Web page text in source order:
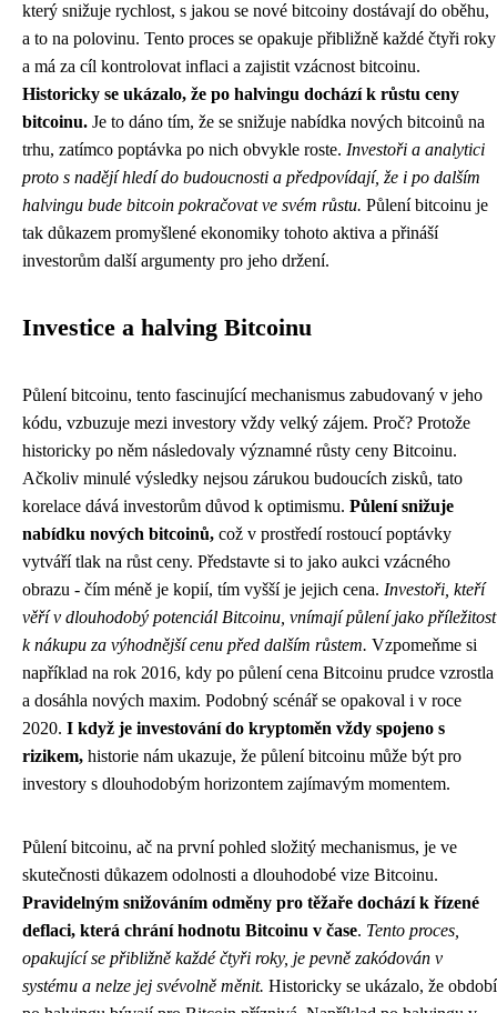
který snižuje rychlost, s jakou se nové bitcoiny dostávají do oběhu,
a to na polovinu. Tento proces se opakuje přibližně každé čtyři roky
a má za cíl kontrolovat inflaci a zajistit vzácnost bitcoinu.
Historicky se ukázalo, že po halvingu dochází k růstu ceny
bitcoinu. Je to dáno tím, že se snižuje nabídka nových bitcoinů na
trhu, zatímco poptávka po nich obvykle roste. Investoři a analytici
proto s nadějí hledí do budoucnosti a předpovídají, že i po dalším
halvingu bude bitcoin pokračovat ve svém růstu. Půlení bitcoinu je
tak důkazem promyšlené ekonomiky tohoto aktiva a přináší
investorům další argumenty pro jeho držení.
Investice a halving Bitcoinu
Půlení bitcoinu, tento fascinující mechanismus zabudovaný v jeho
kódu, vzbuzuje mezi investory vždy velký zájem. Proč? Protože
historicky po něm následovaly významné růsty ceny Bitcoinu.
Ačkoliv minulé výsledky nejsou zárukou budoucích zisků, tato
korelace dává investorům důvod k optimismu. Půlení snižuje
nabídku nových bitcoinů, což v prostředí rostoucí poptávky
vytváří tlak na růst ceny. Představte si to jako aukci vzácného
obrazu - čím méně je kopií, tím vyšší je jejich cena. Investoři, kteří
věří v dlouhodobý potenciál Bitcoinu, vnímají půlení jako příležitost
k nákupu za výhodnější cenu před dalším růstem. Vzpomeňme si
například na rok 2016, kdy po půlení cena Bitcoinu prudce vzrostla
a dosáhla nových maxim. Podobný scénář se opakoval i v roce
2020. I když je investování do kryptoměn vždy spojeno s
rizikem, historie nám ukazuje, že půlení bitcoinu může být pro
investory s dlouhodobým horizontem zajímavým momentem.
Půlení bitcoinu, ač na první pohled složitý mechanismus, je ve
skutečnosti důkazem odolnosti a dlouhodobé vize Bitcoinu.
Pravidelným snižováním odměny pro těžaře dochází k řízené
deflaci, která chrání hodnotu Bitcoinu v čase. Tento proces,
opakující se přibližně každé čtyři roky, je pevně zakódován v
systému a nelze jej svévolně měnit. Historicky se ukázalo, že období